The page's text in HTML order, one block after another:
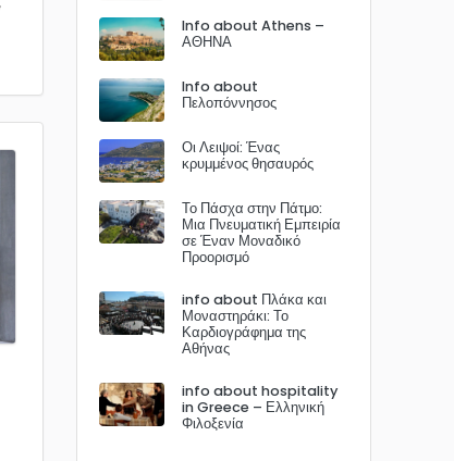
Info about Athens –
ΑΘΗΝΑ
Info about
Πελοπόννησος
Οι Λειψοί: Ένας
κρυμμένος θησαυρός
Το Πάσχα στην Πάτμο:
Μια Πνευματική Εμπειρία
σε Έναν Μοναδικό
Προορισμό
info about Πλάκα και
Μοναστηράκι: Το
Καρδιογράφημα της
Αθήνας
info about hospitality
in Greece – Ελληνική
Φιλοξενία